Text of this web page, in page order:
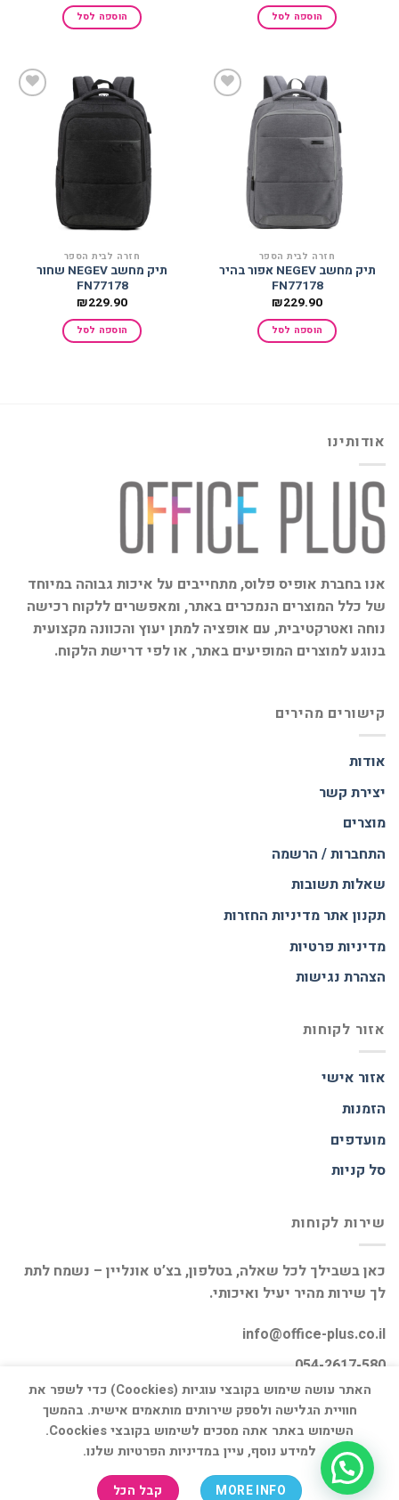
הוספה לסל הוספה לסל
חזרה לבית הספר
תיק מחשב NEGEV אפור בהיר
FN77178
₪229.90
הוספה לסל
חזרה לבית הספר
תיק מחשב NEGEV שחור
FN77178
₪229.90
הוספה לסל
אודותינו
אנו בחברת אופיס פלוס, מתחייבים על איכות גבוהה במיוחד
של כלל המוצרים הנמכרים באתר, ומאפשרים ללקוח רכישה
נוחה ואטרקטיבית, עם אופציה למתן יעוץ והכוונה מקצועית
בנוגע למוצרים המופיעים באתר, או לפי דרישת הלקוח.
קישורים מהירים
אודות
יצירת קשר
מוצרים
התחברות / הרשמה
שאלות תשובות
תקנון אתר מדיניות החזרות
מדיניות פרטיות
הצהרת נגישות
אזור לקוחות
אזור אישי
הזמנות
מועדפים
סל קניות
שירות לקוחות
כאן בשבילך לכל שאלה, בטלפון, בצ’ט אונליין – נשמח לתת
לך שירות מהיר יעיל ואיכותי.
info@office-plus.co.il
054-2617-580
כל הזכויות שמורות 2026 © אופיס פלוס
האתר עושה שימוש בקובצי עוגיות (Coockies) כדי לשפר את
חוויית הגלישה ולספק שירותים מותאמים אישית. בהמשך
השימוש באתר אתה מסכים לשימוש בקובצי Coockies.
למידע נוסף, עיין במדיניות הפרטיות שלנו.
MORE INFO קבל הכל